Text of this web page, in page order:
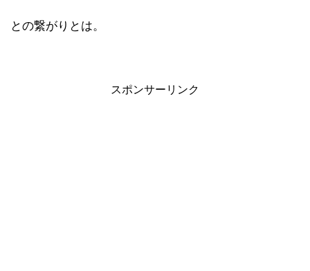
との繋がりとは。
スポンサーリンク